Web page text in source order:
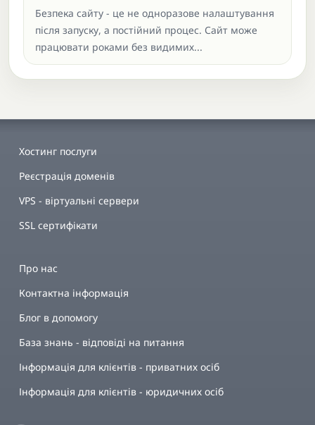
Безпека сайту - це не одноразове налаштування
після запуску, а постійний процес. Сайт може
працювати роками без видимих...
Хостинг послуги
Реєстрація доменів
VPS - віртуальні сервери
SSL сертифікати
Про нас
Контактна інформація
Блог в допомогу
База знань - відповіді на питання
Інформація для клієнтів - приватних осіб
Інформація для клієнтів - юридичних осіб